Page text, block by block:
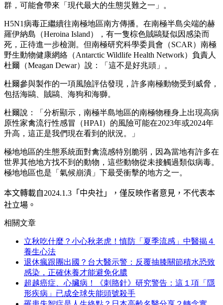
群，可能會帶來「現代最大的生態災難之一」。
H5N1病毒正繼續往南極地區南方傳播。在南極半島尖端的赫
羅伊納島（Heroina Island），有一隻棕色賊鷗疑似因感染而
死，正待進一步檢測。但南極研究科學委員會（SCAR）南極
野生動物健康網絡（Antarctic Wildlife Health Network）負責人
杜爾（Meagan Dewar）說：「這不是好兆頭」。
杜爾參與製作的一項風險評估發現，許多南極動物受到威脅，
包括海鷗、賊鷗、海狗和海獅。
杜爾說：「分析顯示，南極半島地區的南極物種身上出現高病
原性家禽流行性感冒（HPAI）的風險可能在2023年或2024年
升高，這正是我們現在看到的狀況。」
極地地區的生態系統面對禽流感特別脆弱，因為當地有許多在
世界其他地方找不到的動物，這些動物從未接觸過類似病毒。
極地地區也是「氣候崩潰」下最受衝擊的地方之一。
本文轉載自2024.1.3 「中央社」
，僅反映作者意見，不代表本
社立場。
相關文章
立秋吃什麼？小心秋老虎！慎防「夏季流感」中醫揭４
養生心法
退休瘋跟團出國？台大醫示警：反覆抽膝關節積水恐致
感染，正確休養才能避免化膿
超越癌症、心臟病！《刺胳針》研究警告：這１項「隱
形疾病」已成全球失能頭號殺手